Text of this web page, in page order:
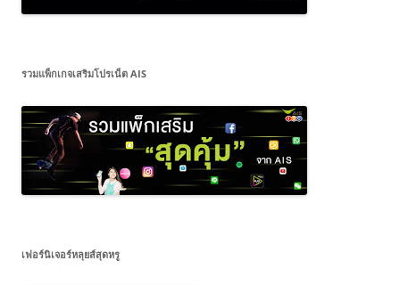
รวมแพ็กเกจเสริมโปรเน็ต AIS
เฟอร์นิเจอร์หลุยส์สุดหรู